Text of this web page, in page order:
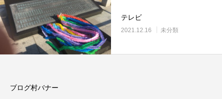
テレビ
2021.12.16 未分類
ブログ村バナー